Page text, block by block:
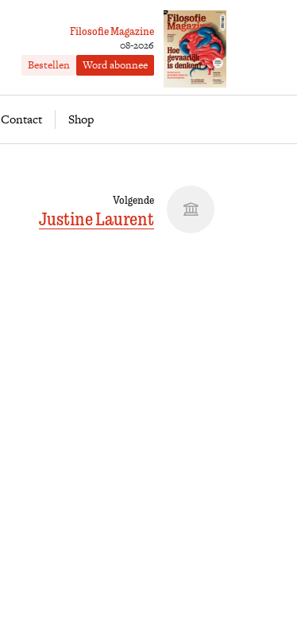
Filosofie Magazine
08-2026
Bestellen Word abonnee
Contact Shop
Word abonnee
Volgende
Justine Laurent